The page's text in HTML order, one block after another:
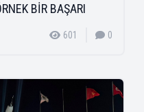
BİR BAŞARI
601 0